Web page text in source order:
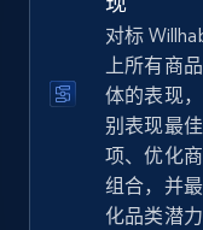
URL, Product id,
Seller reviews,
more.
2.5K+
对标
上所有商
体的表现
别表现最佳
项、优化
组合，并
化品类潜力